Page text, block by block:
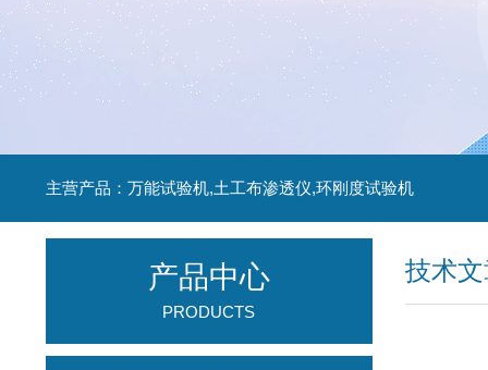
主营产品：万能试验机,土工布渗透仪,环刚度试验机
技术
产品中心
PRODUCTS